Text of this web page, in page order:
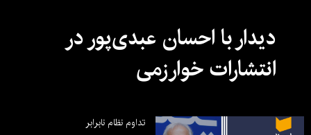
دیدار با احسان عبدی‌پور در
انتشارات خوارزمی
تداوم نظام نابرابر